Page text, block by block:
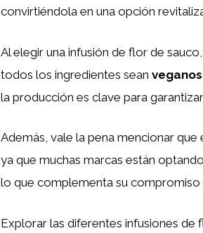
convirtiéndola en una opción
Al elegir una infusión de flor de
todos los ingredientes sean veganos
la producción es clave para
Además, vale la pena mencionar que
ya que muchas marcas están
lo que complementa su compromiso
Explorar las diferentes infusiones de